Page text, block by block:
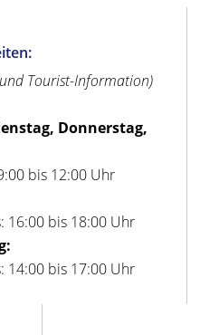
Tourist-Information)
Donnerstag,
bis 12:00 Uhr
16:00 bis 18:00 Uhr
14:00 bis 17:00 Uhr